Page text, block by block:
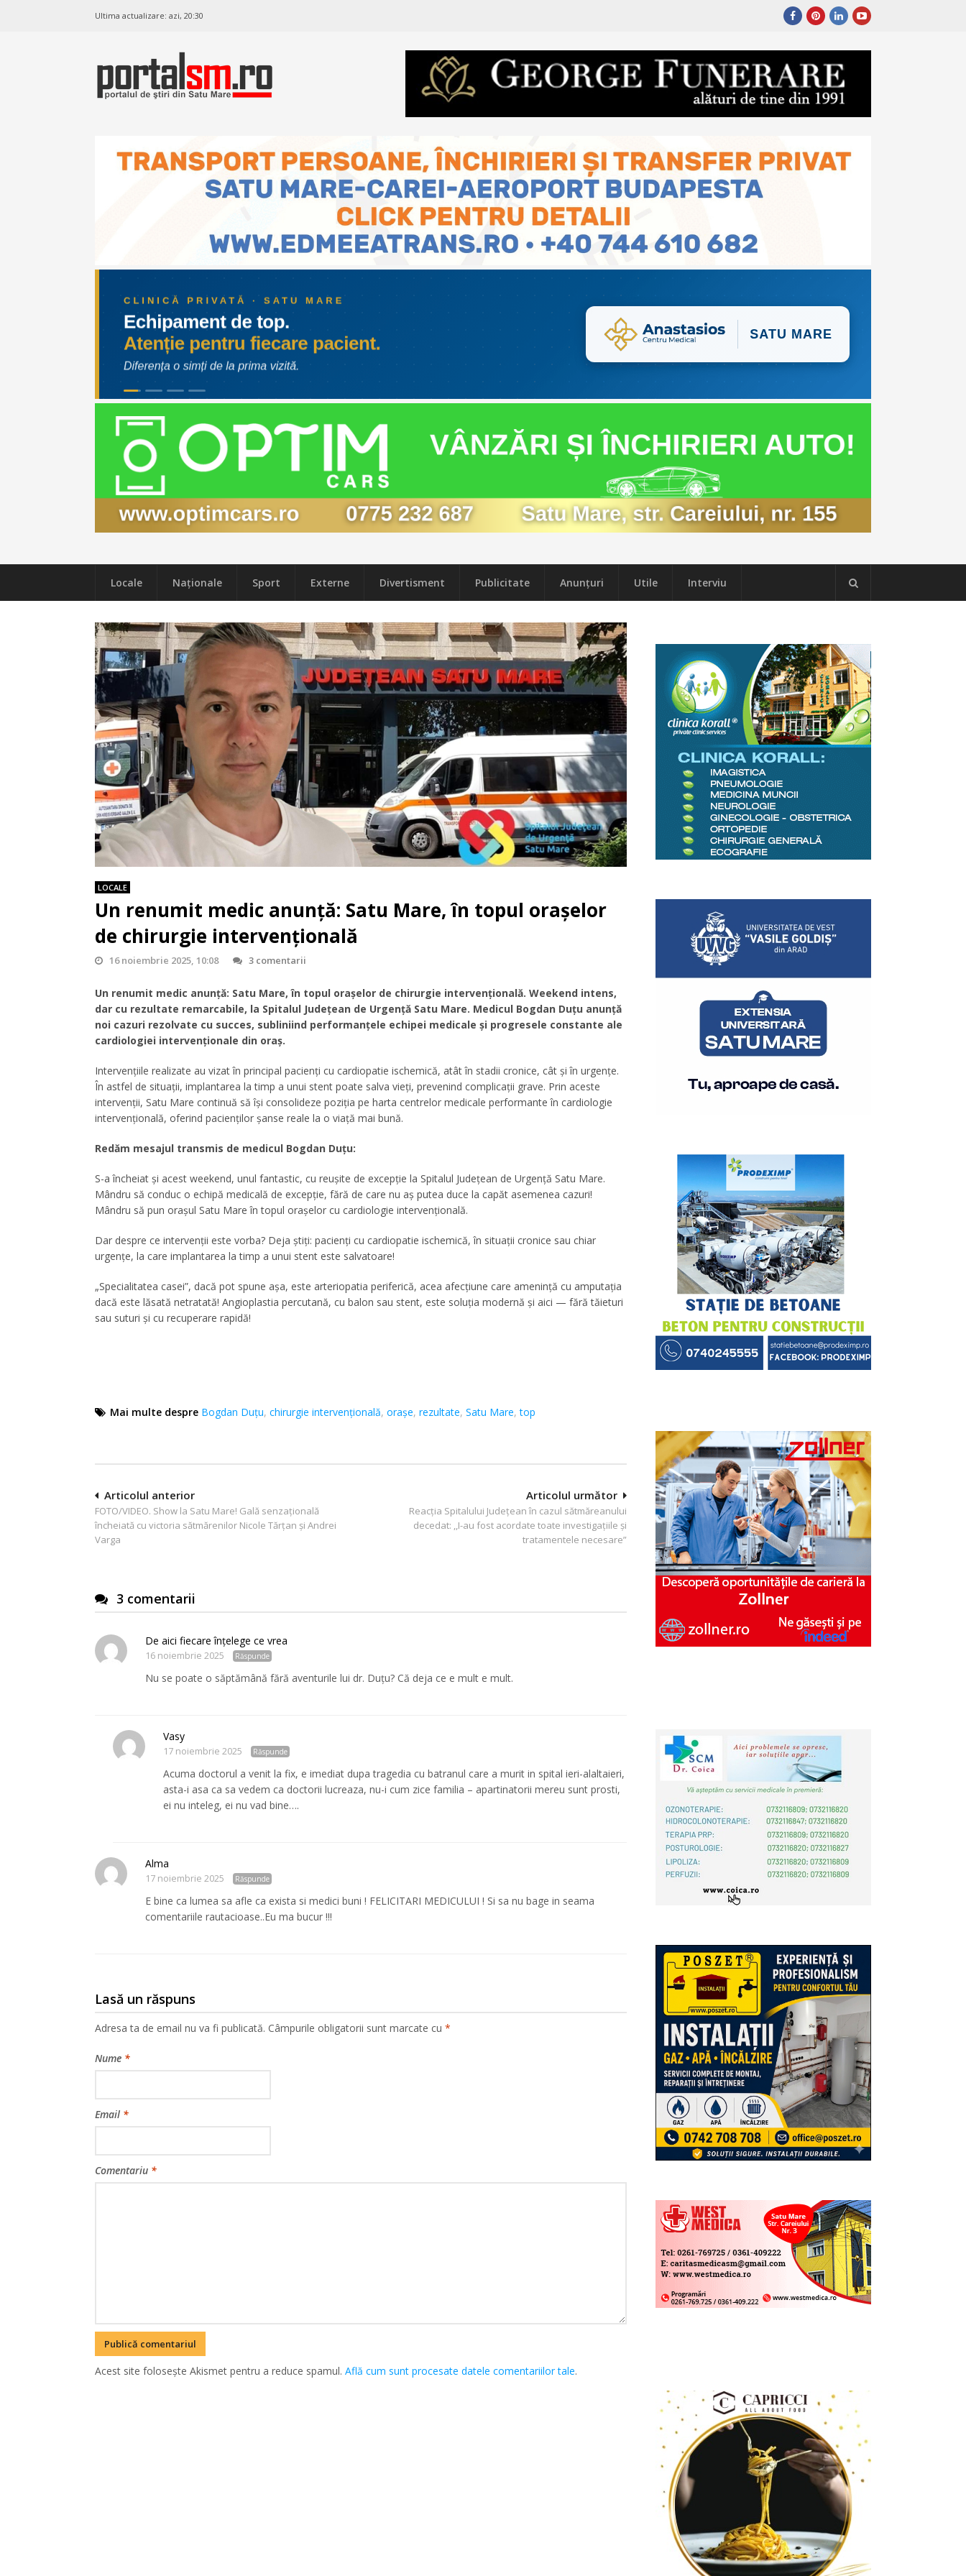
Ultima actualizare: azi, 20:30
Locale Naţionale Sport Externe Divertisment Publicitate Anunțuri Utile Interviu
LOCALE
Un renumit medic anunță: Satu Mare, în topul orașelor
de chirurgie intervențională
16 noiembrie 2025, 10:08 3 comentarii
Un renumit medic anunță: Satu Mare, în topul orașelor de chirurgie intervențională. Weekend intens,
dar cu rezultate remarcabile, la Spitalul Județean de Urgență Satu Mare. Medicul Bogdan Duțu anunță
noi cazuri rezolvate cu succes, subliniind performanțele echipei medicale și progresele constante ale
cardiologiei intervenționale din oraș.
Intervențiile realizate au vizat în principal pacienți cu cardiopatie ischemică, atât în stadii cronice, cât și în urgențe.
În astfel de situații, implantarea la timp a unui stent poate salva vieți, prevenind complicații grave. Prin aceste
intervenții, Satu Mare continuă să își consolideze poziția pe harta centrelor medicale performante în cardiologie
intervențională, oferind pacienților șanse reale la o viață mai bună.
Redăm mesajul transmis de medicul Bogdan Duțu:
S-a încheiat și acest weekend, unul fantastic, cu reușite de excepție la Spitalul Județean de Urgență Satu Mare.
Mândru să conduc o echipă medicală de excepție, fără de care nu aș putea duce la capăt asemenea cazuri!
Mândru să pun orașul Satu Mare în topul orașelor cu cardiologie intervențională.
Dar despre ce intervenții este vorba? Deja știți: pacienți cu cardiopatie ischemică, în situații cronice sau chiar
urgențe, la care implantarea la timp a unui stent este salvatoare!
„Specialitatea casei”, dacă pot spune așa, este arteriopatia periferică, acea afecțiune care amenință cu amputația
dacă este lăsată netratată! Angioplastia percutană, cu balon sau stent, este soluția modernă și aici — fără tăieturi
sau suturi și cu recuperare rapidă!
Mai multe despre Bogdan Duţu, chirurgie intervențională, orașe, rezultate, Satu Mare,top
Navigare
în
articole
Articolul următor
Reacția Spitalului Județean în cazul sătmăreanului
decedat: ,,I-au fost acordate toate investigațiile și
tratamentele necesare”
Articolul anterior
FOTO/VIDEO. Show la Satu Mare! Gală senzațională
încheiată cu victoria sătmărenilor Nicole Tărțan și Andrei
Varga
3 comentarii
De aici fiecare înțelege ce vrea
16 noiembrie 2025 Răspunde
Nu se poate o săptămână fără aventurile lui dr. Duțu? Că deja ce e mult e mult.
Vasy
17 noiembrie 2025 Răspunde
Acuma doctorul a venit la fix, e imediat dupa tragedia cu batranul care a murit in spital ieri-alaltaieri,
asta-i asa ca sa vedem ca doctorii lucreaza, nu-i cum zice familia – apartinatorii mereu sunt prosti,
ei nu inteleg, ei nu vad bine….
Alma
17 noiembrie 2025 Răspunde
E bine ca lumea sa afle ca exista si medici buni ! FELICITARI MEDICULUI ! Si sa nu bage in seama
comentariile rautacioase..Eu ma bucur !!!
Lasă un răspuns
Adresa ta de email nu va fi publicată. Câmpurile obligatorii sunt marcate cu *
Nume *
Email *
Comentariu *
Acest site folosește Akismet pentru a reduce spamul. Află cum sunt procesate datele comentariilor tale.